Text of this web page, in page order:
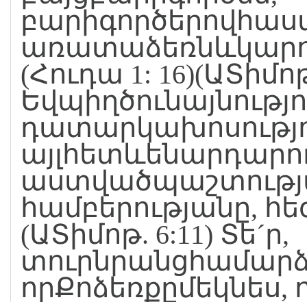
(Հուդա 1:
համբերությանը,
(ԱՏիմոթ. 6:11) Տե´ր,
որՔոձեռքըմեկնես,